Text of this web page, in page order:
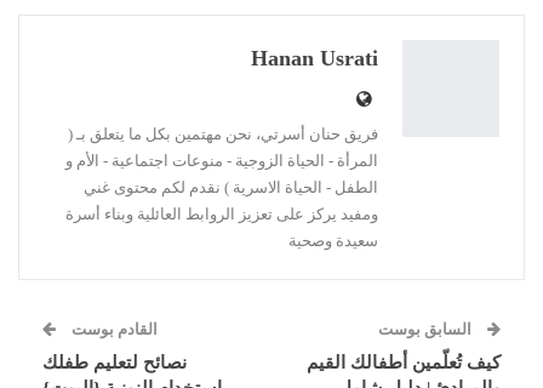
Linkedin
Hanan Usrati
فريق حنان أسرتي، نحن مهتمين بكل ما يتعلق بـ (
المرأة - الحياة الزوجية - منوعات اجتماعية - الأم و
الطفل - الحياة الاسرية ) نقدم لكم محتوى غني
ومفيد يركز على تعزيز الروابط العائلية وبناء أسرة
سعيدة وصحية
السابق بوست
كيف تُعلّمين أطفالك القيم
القادم بوست
نصائح لتعليم طفلك